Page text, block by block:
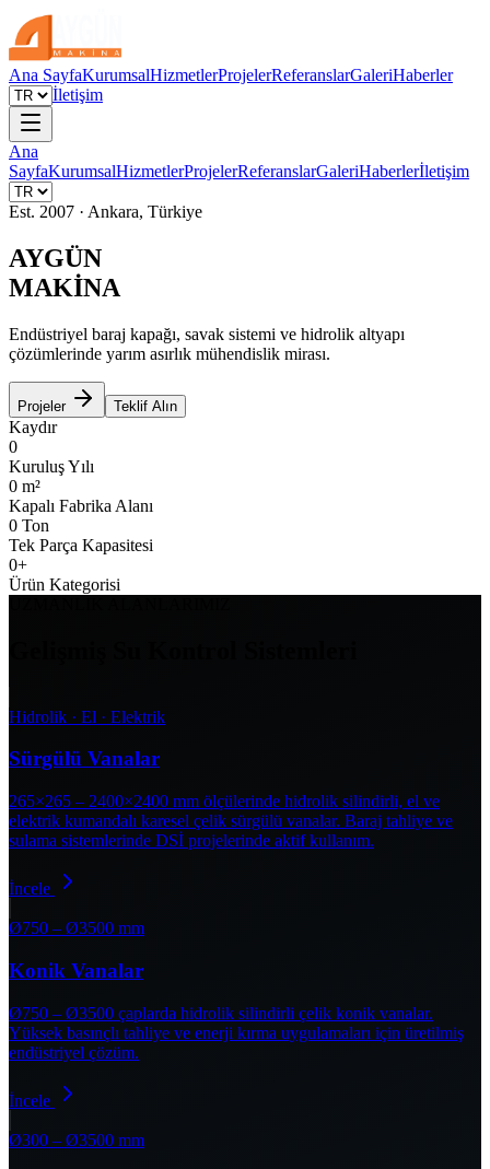
Ana SayfaKurumsalHizmetlerProjelerReferanslarGaleriHaberler
İletişim
Ana
SayfaKurumsalHizmetlerProjelerReferanslarGaleriHaberlerİletişim
Est. 2007 · Ankara, Türkiye
AYGÜN
MAKİNA
Endüstriyel baraj kapağı, savak sistemi ve hidrolik altyapı
çözümlerinde yarım asırlık mühendislik mirası.
Projeler Teklif Alın
Kaydır
0
Kuruluş Yılı
0 m²
Kapalı Fabrika Alanı
0 Ton
Tek Parça Kapasitesi
0+
Ürün Kategorisi
Hidrolik · El · Elektrik
Sürgülü Vanalar
265×265 – 2400×2400 mm ölçülerinde hidrolik silindirli, el ve
elektrik kumandalı karesel çelik sürgülü vanalar. Baraj tahliye ve
sulama sistemlerinde DSİ projelerinde aktif kullanım.
İncele
Ø750 – Ø3500 mm
Konik Vanalar
Ø750 – Ø3500 çaplarda hidrolik silindirli çelik konik vanalar.
Yüksek basınçlı tahliye ve enerji kırma uygulamaları için üretilmiş
endüstriyel çözüm.
İncele
Ø300 – Ø3500 mm